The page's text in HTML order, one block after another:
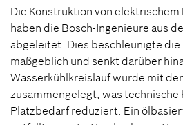
Die Konstruktion von
haben die Bosch-Ingenieure aus
abgeleitet. Dies beschleunigte
maßgeblich und senkt darüber
Wasserkühlkreislauf wurde mit
zusammengelegt, was technische
Platzbedarf reduziert. Ein